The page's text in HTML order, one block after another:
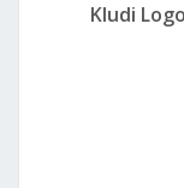
Kludi